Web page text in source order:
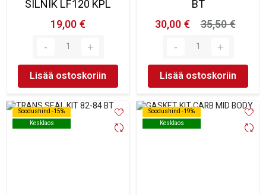
SILNIK LF120 KPL
19,00 €
Lisää ostoskoriin
BT
30,00 €
35,50 €
Lisää ostoskoriin
Soodushind -15%
Kesklaos
Soodushind -15%
Kesklaos
Soodushind -19%
Kesklaos
Soodushind -19%
Kesklaos